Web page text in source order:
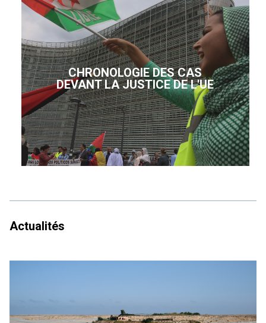
CHRONOLOGIE DES CAS
DEVANT LA JUSTICE DE L'UE
Actualités